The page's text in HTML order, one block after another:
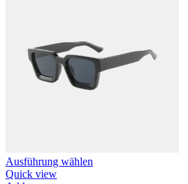
Ausführung wählen
Quick view